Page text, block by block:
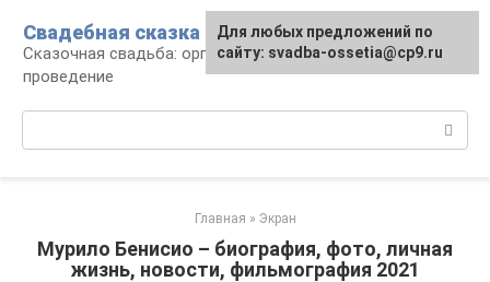
контенту
Свадебная сказка
Сказочная свадьба: организация и
проведение
Главная » Экран
Мурило Бенисио – биография, фото, личная
жизнь, новости, фильмография 2021
Для любых предложений по
сайту: svadba-ossetia@cp9.ru